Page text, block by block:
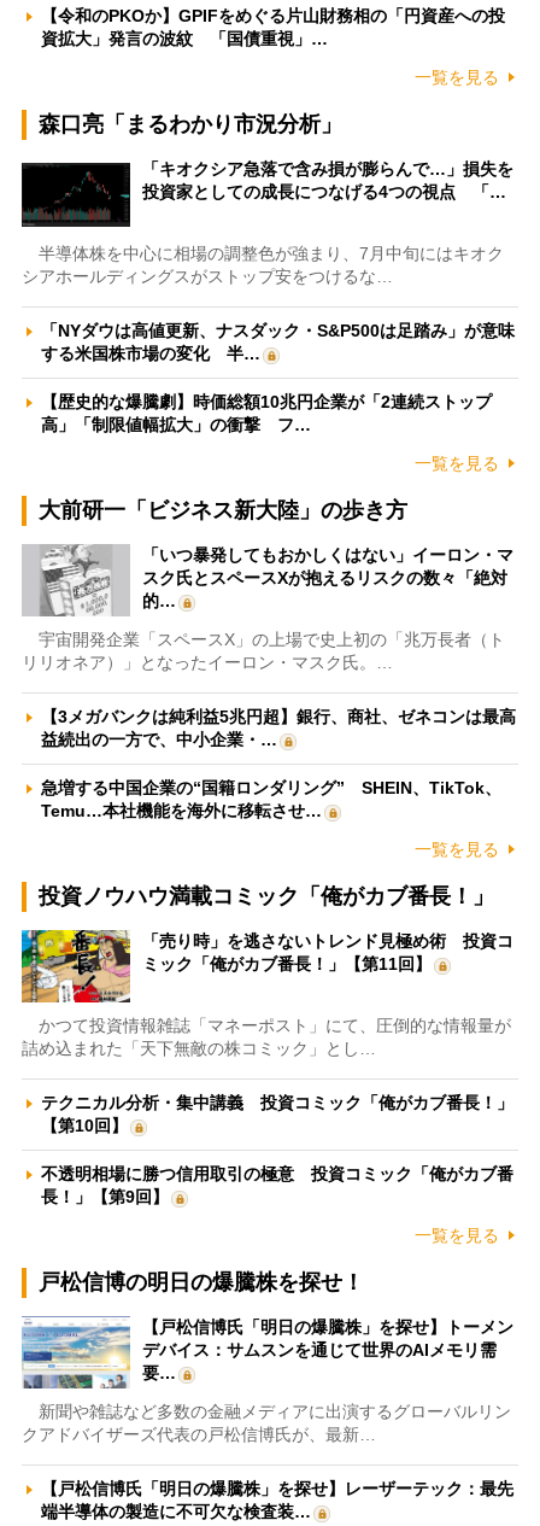
【令和のPKOか】GPIFをめぐる片山財務相の「円資産への投
資拡大」発言の波紋 「国債重視」…
一覧を見る
森口亮「まるわかり市況分析」
「キオクシア急落で含み損が膨らんで…」損失を
投資家としての成長につなげる4つの視点 「…
半導体株を中心に相場の調整色が強まり、7月中旬にはキオク
シアホールディングスがストップ安をつけるな…
「NYダウは高値更新、ナスダック・S&P500は足踏み」が意味
する米国株市場の変化 半…
【歴史的な爆騰劇】時価総額10兆円企業が「2連続ストップ
高」「制限値幅拡大」の衝撃 フ…
一覧を見る
大前研一「ビジネス新大陸」の歩き方
「いつ暴発してもおかしくはない」イーロン・マ
スク氏とスペースXが抱えるリスクの数々「絶対
的…
宇宙開発企業「スペースX」の上場で史上初の「兆万長者（ト
リリオネア）」となったイーロン・マスク氏。…
【3メガバンクは純利益5兆円超】銀行、商社、ゼネコンは最高
益続出の一方で、中小企業・…
急増する中国企業の“国籍ロンダリング” SHEIN、TikTok、
Temu…本社機能を海外に移転させ…
一覧を見る
投資ノウハウ満載コミック「俺がカブ番長！」
「売り時」を逃さないトレンド見極め術 投資コ
ミック「俺がカブ番長！」【第11回】
かつて投資情報雑誌「マネーポスト」にて、圧倒的な情報量が
詰め込まれた「天下無敵の株コミック」とし…
テクニカル分析・集中講義 投資コミック「俺がカブ番長！」
【第10回】
不透明相場に勝つ信用取引の極意 投資コミック「俺がカブ番
長！」【第9回】
一覧を見る
戸松信博の明日の爆騰株を探せ！
【戸松信博氏「明日の爆騰株」を探せ】トーメン
デバイス：サムスンを通じて世界のAIメモリ需
要…
新聞や雑誌など多数の金融メディアに出演するグローバルリン
クアドバイザーズ代表の戸松信博氏が、最新…
【戸松信博氏「明日の爆騰株」を探せ】レーザーテック：最先
端半導体の製造に不可欠な検査装…